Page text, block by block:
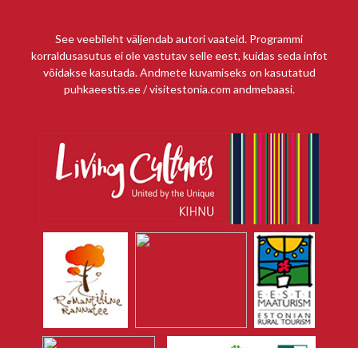
See veebileht väljendab autori vaateid. Programmi
korraldusasutus ei ole vastutav selle eest, kuidas seda infot
võidakse kasutada. Andmete kuvamiseks on kasutatud
puhkaeestis.ee / visitestonia.com andmebaasi.